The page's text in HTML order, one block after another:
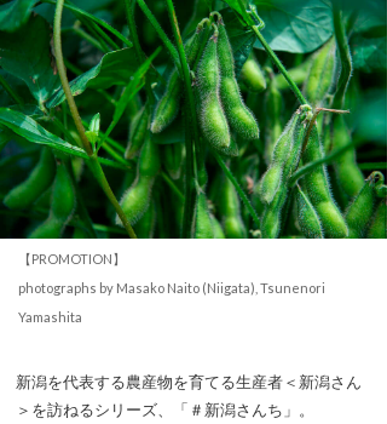
【PROMOTION】
photographs by Masako Naito (Niigata), Tsunenori
Yamashita
新潟を代表する農産物を育てる生産者＜新潟さん
＞を訪ねるシリーズ、「＃新潟さんち」。